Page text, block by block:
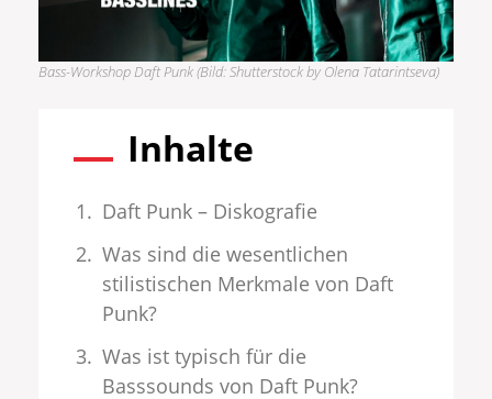
Bass-Workshop Daft Punk (Bild: Shutterstock by Olena Tatarintseva)
Inhalte
Daft Punk – Diskografie
Was sind die wesentlichen
stilistischen Merkmale von Daft
Punk?
Was ist typisch für die
Basssounds von Daft Punk?